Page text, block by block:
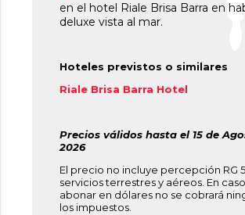
en el hotel Riale Brisa Barra en
deluxe vista al mar.
Hoteles previstos o similares
Riale Brisa Barra Hotel
Precios válidos hasta el 15 de
2026
El precio no incluye percepción RG
servicios terrestres y aéreos. En
abonar en dólares no se cobrará
los impuestos.